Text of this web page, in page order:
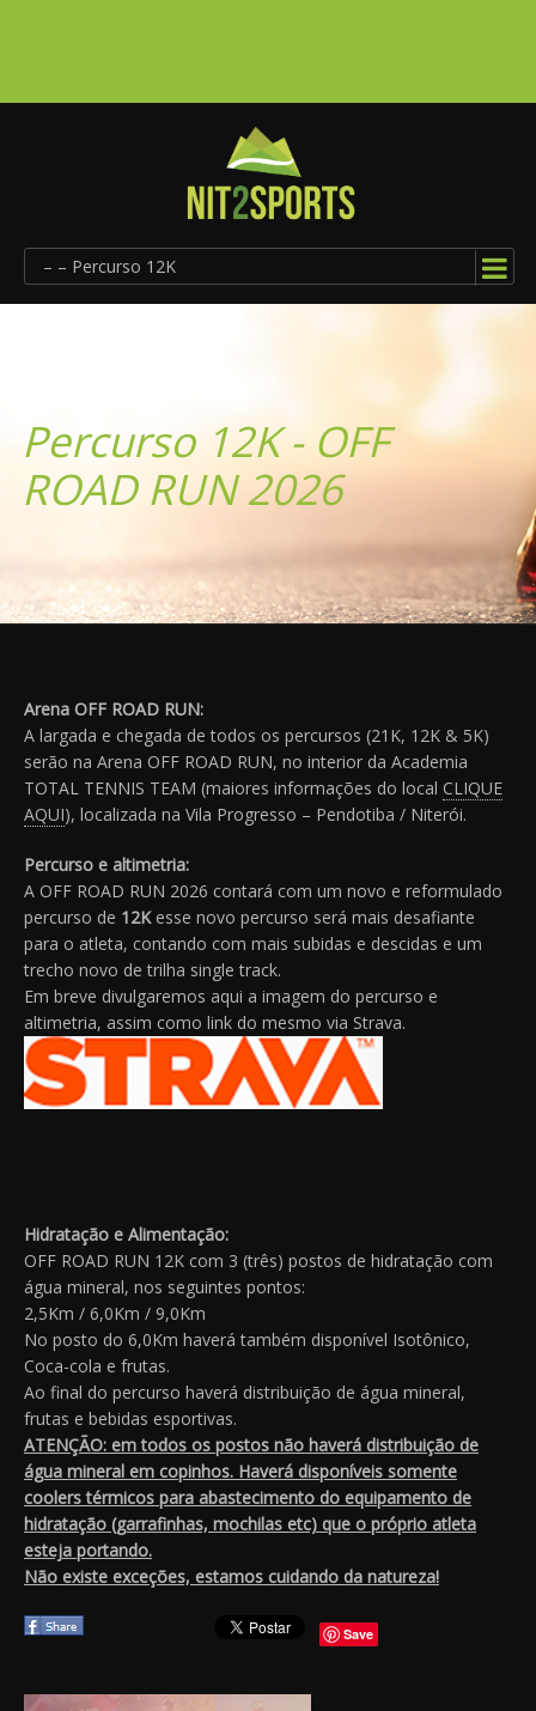
– – Percurso 12K
Percurso 12K - OFF
ROAD RUN 2026
Arena OFF ROAD RUN:
A largada e chegada de todos os percursos (21K, 12K & 5K)
serão na Arena OFF ROAD RUN, no interior da Academia
TOTAL TENNIS TEAM (maiores informações do local CLIQUE
AQUI), localizada na Vila Progresso – Pendotiba / Niterói.
Percurso e altimetria:
A OFF ROAD RUN 2026 contará com um novo e reformulado
percurso de 12K esse novo percurso será mais desafiante
para o atleta, contando com mais subidas e descidas e um
trecho novo de trilha single track.
Em breve divulgaremos aqui a imagem do percurso e
altimetria, assim como link do mesmo via Strava.
Hidratação e Alimentação:
OFF ROAD RUN 12K com 3 (três) postos de hidratação com
água mineral, nos seguintes pontos:
2,5Km / 6,0Km / 9,0Km
No posto do 6,0Km haverá também disponível Isotônico,
Coca-cola e frutas.
Ao final do percurso haverá distribuição de água mineral,
frutas e bebidas esportivas.
ATENÇÃO: em todos os postos não haverá distribuição de
água mineral em copinhos. Haverá disponíveis somente
coolers térmicos para abastecimento do equipamento de
hidratação (garrafinhas, mochilas etc) que o próprio atleta
esteja portando.
Não existe exceções, estamos cuidando da natureza!
Save